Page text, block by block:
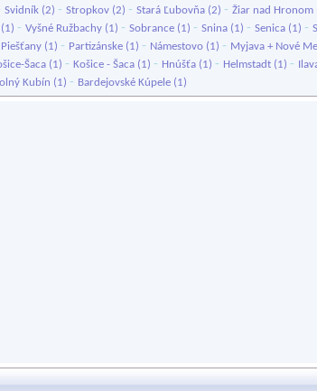
Svidník (2) - Stropkov (2) - Stará Ľubovňa (2) - Žiar nad Hronom
(1) - Vyšné Ružbachy (1) - Sobrance (1) - Snina (1) - Senica (1) -
Piešťany (1) - Partizánske (1) - Námestovo (1) - Myjava + Nové
Šaca (1) - Košice - Šaca (1) - Hnúšťa (1) - Helmstadt (1) -
Kubín (1) - Bardejovské Kúpele (1)